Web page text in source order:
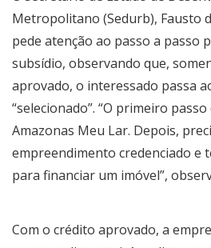
Metropolitano (Sedurb), Fausto
pede atenção ao passo a passo
subsídio, observando que,
aprovado, o interessado passa
“selecionado”. “O primeiro
Amazonas Meu Lar. Depois,
empreendimento credenciado e
para financiar um imóvel”,
Com o crédito aprovado, a